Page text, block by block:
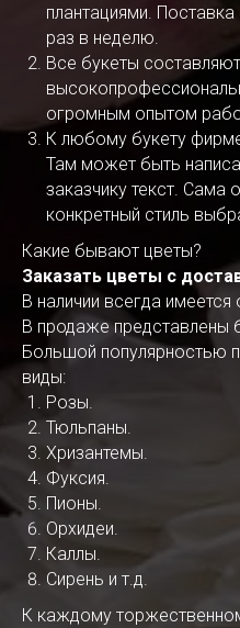
плантациями.
раз в неделю.
Все букеты
огромным опытом
К любому букету
Там может быть
заказчику текст. Сама
конкретный стиль
Какие бывают цветы?
Заказать цветы с
В наличии всегда
В продаже представлены
Большой популярностью
виды:
Розы.
Тюльпаны.
Хризантемы.
Фуксия.
Пионы.
Орхидеи.
Каллы.
Сирень и т.д.
К каждому